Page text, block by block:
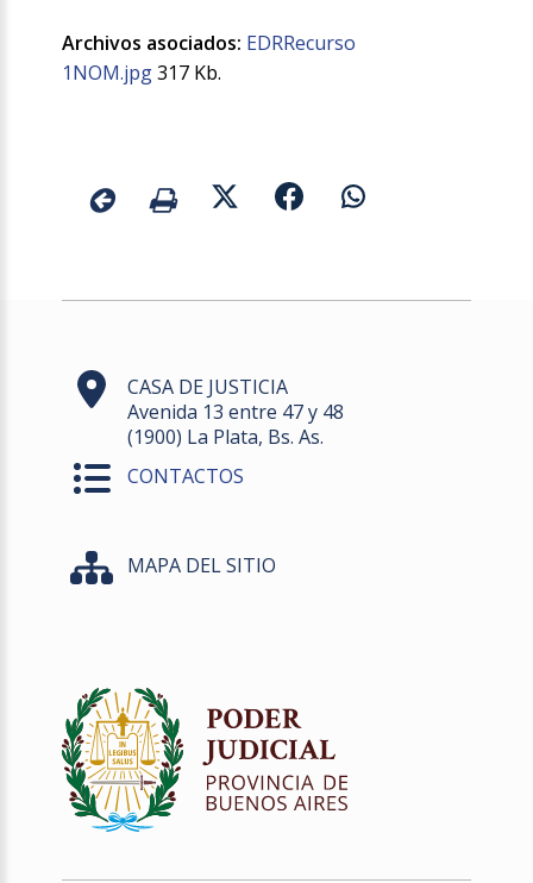
Archivos asociados: EDRRecurso
1NOM.jpg317 Kb.
CASA DE JUSTICIA
Avenida 13 entre 47 y 48
(1900) La Plata, Bs. As.
CONTACTOS
MAPA DEL SITIO